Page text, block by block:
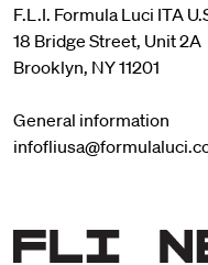
F.L.I. Formula Luci ITA
18 Bridge Street, Unit 2A
Brooklyn, NY 11201
General information